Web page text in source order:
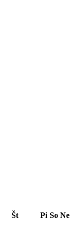
Št Pi So Ne